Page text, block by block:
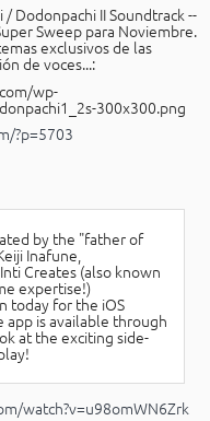
Dodonpachi II Soundtrack --
Sweep para Noviembre.
exclusivos de las
de voces...:
?p=5703
by the "father of
Inafune,
Creates (also known
expertise!)
today for the iOS
app is available through
at the exciting side-
watch?v=u98omWN6Zrk